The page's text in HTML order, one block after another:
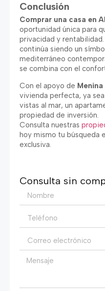
Conclusión
Comprar una casa en
oportunidad única para
privacidad y
continúa siendo un
mediterráneo
se combina con el
Con el apoyo de
vivienda perfecta, ya
vistas al mar, un
propiedad de inversión.
Consulta nuestras
hoy mismo tu búsqueda
exclusiva.
Consulta sin